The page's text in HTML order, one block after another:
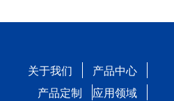
关于我们
产品中心
产品定制
应用领域